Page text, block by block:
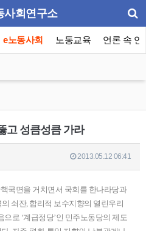
사회연구소
e노동사회 노동교육 언론 속 연
고 성큼성큼 가라
2013.05.12 06:41
국면을 거치면서 국회를 한나라당과
쇠잔, 합리적 보수지향의 열린우리
로 ‘계급정당’인 민주노동당의 제도